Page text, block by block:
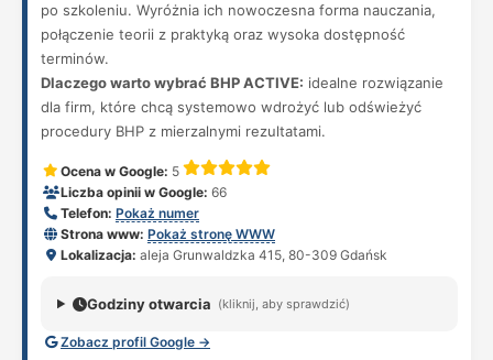
po szkoleniu. Wyróżnia ich nowoczesna forma nauczania,
połączenie teorii z praktyką oraz wysoka dostępność
terminów.
Dlaczego warto wybrać BHP ACTIVE: idealne rozwiązanie
dla firm, które chcą systemowo wdrożyć lub odświeżyć
procedury BHP z mierzalnymi rezultatami.
Ocena w Google: 5
Liczba opinii w Google: 66
Telefon: Pokaż numer
Strona www: Pokaż stronę WWW
Lokalizacja: aleja Grunwaldzka 415, 80-309 Gdańsk
Godziny otwarcia (kliknij, aby sprawdzić)
Zobacz profil Google →